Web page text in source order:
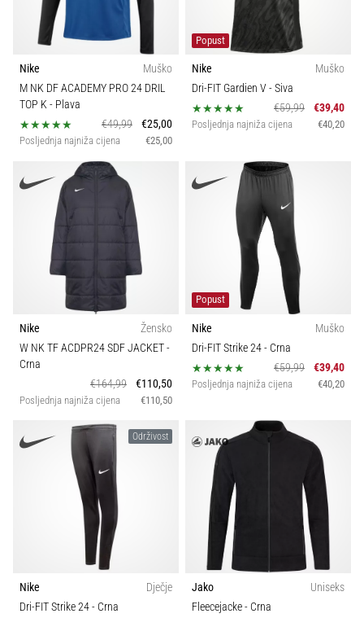
Nike
Muško
M NK DF ACADEMY PRO 24 DRIL
TOP K- Plava
€49,99
€25,00
Posljednja najniža cijena €25,00
Popust
Nike
Muško
Dri-FIT Gardien V- Siva
€59,99
€39,40
Posljednja najniža cijena €40,20
Nike
Žensko
W NK TF ACDPR24 SDF JACKET-
Crna
€164,99
€110,50
Posljednja najniža cijena €110,50
Popust
Nike
Muško
Dri-FIT Strike 24- Crna
€59,99
€39,40
Posljednja najniža cijena €40,20
Održivost
Nike
Dječje
Dri-FIT Strike 24- Crna
Jako
Uniseks
Fleecejacke- Crna